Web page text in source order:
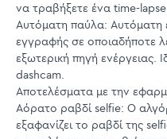
να τραβήξετε ένα time-
Αυτόματη παύλα: Αυτόματη
εγγραφής σε οποιαδήποτε
εξωτερική πηγή ενέργειας.
dashcam.
Αποτελέσματα με την
Αόρατο ραβδί selfie: Ο
εξαφανίζει το ραβδί της